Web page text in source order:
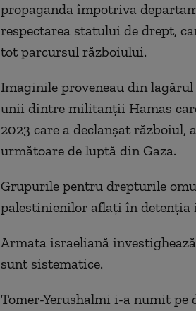
propaganda împotriva
respectarea statului de drept,
tot parcursul războiului.
Imaginile proveneau din
unii dintre militanţii Hamas
2023 care a declanşat
următoare de luptă din Gaza.
Grupurile pentru drepturile
palestinienilor aflaţi în
Armata israeliană
sunt sistematice.
Tomer-Yerushalmi i-a numit pe